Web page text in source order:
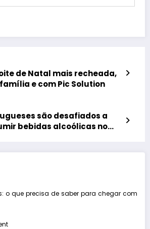
de Natal mais recheada,
e com Pic Solution
são desafiados a
bebidas alcoólicas no
o que precisa de saber para chegar com